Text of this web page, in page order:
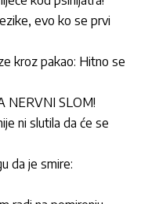
evo ko se prvi
kroz pakao: Hitno se
NERVNI SLOM!
ni slutila da će se
da je smire: